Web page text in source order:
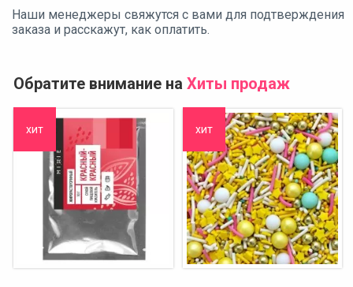
Наши менеджеры свяжутся с вами для подтверждения
заказа и расскажут, как оплатить.
Обратите внимание на Хиты продаж
хит хит